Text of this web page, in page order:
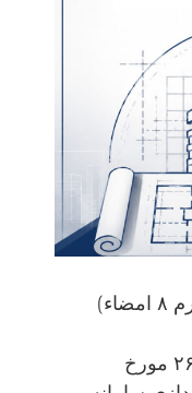
پیرو ابلاغیه شماره ۲۶/۳۰/۳۱۷۳ مورخ